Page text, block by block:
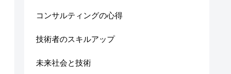
コンサルティングの心得
技術者のスキルアップ
未来社会と技術